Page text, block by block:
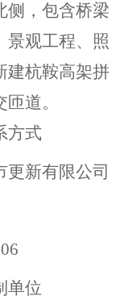
侧，包含桥梁
景观工程、 照
建杭鞍高架拼
匝道。
方式
新有限公司
单位